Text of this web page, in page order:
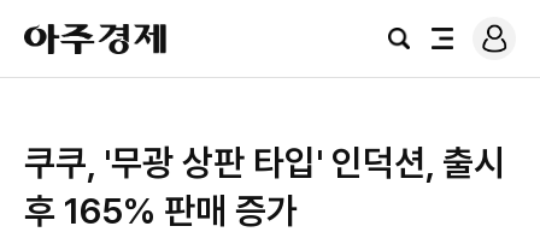
아
주
경
검
전
로
그
쿠쿠, '무광 상판 타입' 인덕션, 출시
후 165% 판매 증가